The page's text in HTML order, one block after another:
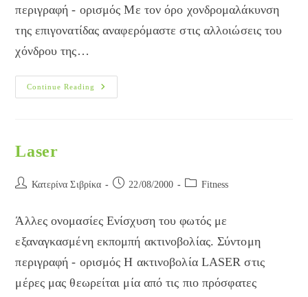
περιγραφή - ορισμός Με τον όρο χονδρομαλάκυνση
της επιγονατίδας αναφερόμαστε στις αλλοιώσεις του
χόνδρου της…
Continue Reading
Χονδρομαλάκυνση
Επιγονατίδας
Laser
Post Κατερίνα Σιβρίκα
Post 22/08/2000
Post Fitness
Άλλες ονομασίες Ενίσχυση του φωτός με
εξαναγκασμένη εκπομπή ακτινοβολίας. Σύντομη
περιγραφή - ορισμός Η ακτινοβολία LASER στις
μέρες μας θεωρείται μία από τις πιο πρόσφατες